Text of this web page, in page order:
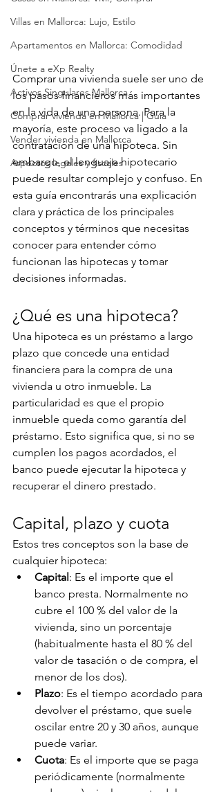
Villas en Mallorca: Lujo, Estilo
Apartamentos en Mallorca: Comodidad
Únete a eXp Realty
Activos Singulares Mallorca
Comprar vivienda en Mallorca | Guía
Vender vivienda en Mallorca
Aspectos legales y fiscales
Comprar una vivienda suele ser uno de
los pasos financieros más importantes
en la vida de una persona. Para la
mayoría, este proceso va ligado a la
contratación de una hipoteca. Sin
embargo, el lenguaje hipotecario
puede resultar complejo y confuso. En
esta guía encontrarás una explicación
clara y práctica de los principales
conceptos y términos que necesitas
conocer para entender cómo
funcionan las hipotecas y tomar
decisiones informadas.
¿Qué es una hipoteca?
Una hipoteca es un préstamo a largo
plazo que concede una entidad
financiera para la compra de una
vivienda u otro inmueble. La
particularidad es que el propio
inmueble queda como garantía del
préstamo. Esto significa que, si no se
cumplen los pagos acordados, el
banco puede ejecutar la hipoteca y
recuperar el dinero prestado.
Capital, plazo y cuota
Estos tres conceptos son la base de
cualquier hipoteca:
Capital: Es el importe que el
banco presta. Normalmente no
cubre el 100 % del valor de la
vivienda, sino un porcentaje
(habitualmente hasta el 80 % del
valor de tasación o de compra, el
menor de los dos).
Plazo: Es el tiempo acordado para
devolver el préstamo, que suele
oscilar entre 20 y 30 años, aunque
puede variar.
Cuota: Es el importe que se paga
periódicamente (normalmente